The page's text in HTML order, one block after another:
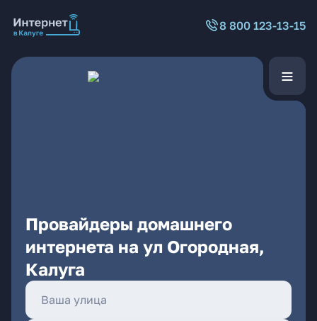
8 800 123-13-15
Провайдеры домашнего
интернета на ул Огородная,
Калуга